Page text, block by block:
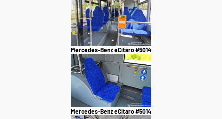
Mercedes-Benz eCitaro #5014
Mercedes-Benz eCitaro #5014